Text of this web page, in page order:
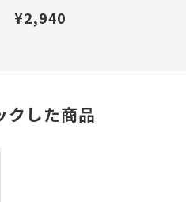
¥2,940
クした商品